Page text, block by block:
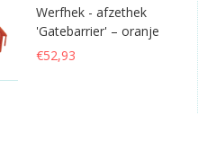
Werfhek - afzethek
'Gatebarrier' – oranje
€52,93